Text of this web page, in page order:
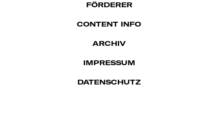
FÖRDERER
CONTENT INFO
ARCHIV
IMPRES­SUM
DATENSCHUTZ